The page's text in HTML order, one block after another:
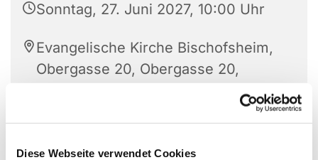
Diese Webseite verwendet Cookies
Sonntag, 27. Juni 2027, 10:00 Uhr
Evangelische Kirche Bischofsheim,
Obergasse 20, Obergasse 20,